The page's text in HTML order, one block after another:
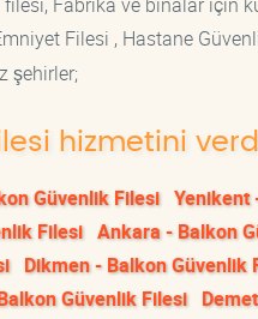
Filesi , Hastane
şehirler;
hizmetini
Güvenlik Filesi Yenikent
Filesi Ankara - Balkon
Dikmen - Balkon Güvenlik
Güvenlik Filesi